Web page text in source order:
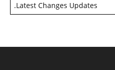
.Latest Changes Updates